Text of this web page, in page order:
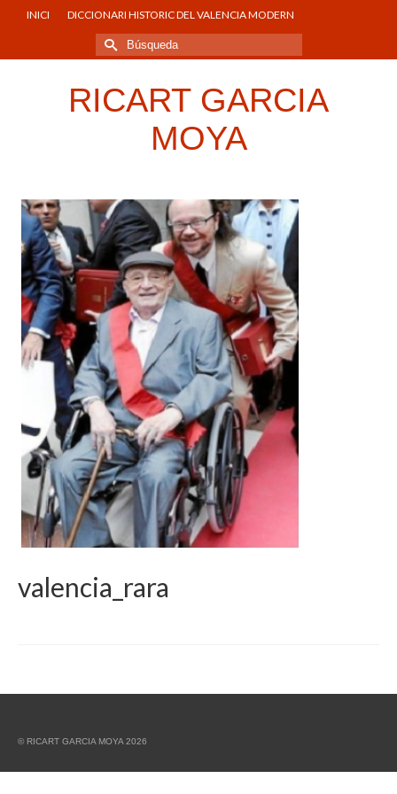
INICI DICCIONARI HISTORIC DEL VALENCIA MODERN
Buscar
por:
RICART GARCIA
MOYA
valencia_rara
© RICART GARCIA MOYA 2026